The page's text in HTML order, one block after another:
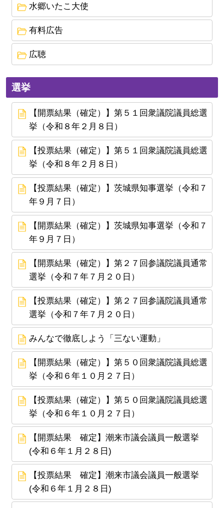
水郷いたこ大使
有料広告
広聴
選挙
【開票結果（確定）】第５１回衆議院議員総選
挙（令和８年２月８日）
【投票結果（確定）】第５１回衆議院議員総選
挙（令和８年２月８日）
【投票結果（確定）】茨城県知事選挙（令和７
年９月７日）
【開票結果（確定）】茨城県知事選挙（令和７
年９月７日）
【開票結果（確定）】第２７回参議院議員通常
選挙（令和７年７月２０日）
【投票結果（確定）】第２７回参議院議員通常
選挙（令和７年７月２０日）
みんなで徹底しよう「三ない運動」
【開票結果（確定）】第５０回衆議院議員総選
挙（令和６年１０月２７日）
【投票結果（確定）】第５０回衆議院議員総選
挙（令和６年１０月２７日）
【開票結果 確定】潮来市議会議員一般選挙
(令和６年１月２８日)
【投票結果 確定】潮来市議会議員一般選挙
(令和６年１月２８日)